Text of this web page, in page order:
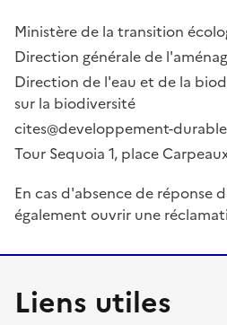
Ministère de la transition
Direction générale de
Direction de l'eau et de la
sur la biodiversité
cites@developpement-
Tour Sequoia 1, place
En cas d'absence de réponse
également ouvrir une
Liens utiles